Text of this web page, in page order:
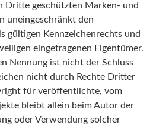
Dritte geschützten Marken- und
uneingeschränkt den
gültigen Kennzeichenrechts und
eingetragenen Eigentümer.
Nennung ist nicht der Schluss
nicht durch Rechte Dritter
für veröffentlichte, vom
bleibt allein beim Autor der
oder Verwendung solcher